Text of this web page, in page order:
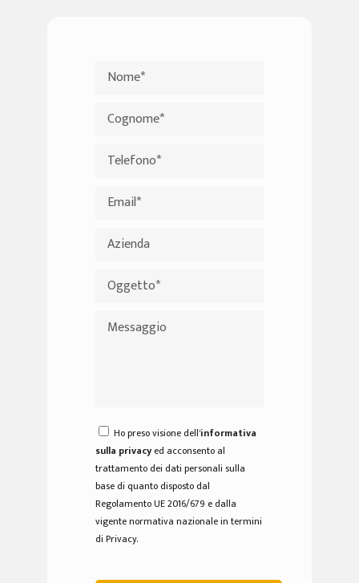
Ho preso visione dell'informativa
sulla privacy ed acconsento al
trattamento dei dati personali sulla
base di quanto disposto dal
Regolamento UE 2016/679 e dalla
vigente normativa nazionale in termini
di Privacy.